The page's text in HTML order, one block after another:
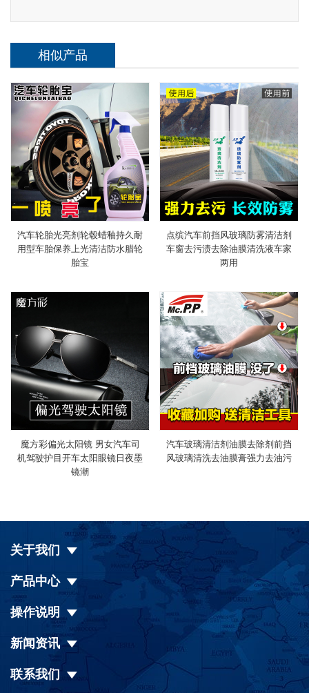
相似产品
汽车轮胎光亮剂轮毂蜡釉持久耐
用型车胎保养上光清洁防水腊轮
胎宝
点缤汽车前挡风玻璃防雾清洁剂
车窗去污渍去除油膜清洗液车家
两用
魔方彩偏光太阳镜 男女汽车司
机驾驶护目开车太阳眼镜日夜墨
镜潮
汽车玻璃清洁剂油膜去除剂前挡
风玻璃清洗去油膜膏强力去油污
关于我们
产品中心
操作说明
新闻资讯
联系我们